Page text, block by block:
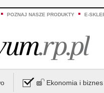
POZNAJ NASZE PRODUKTY E-
Ekonomia i biznes